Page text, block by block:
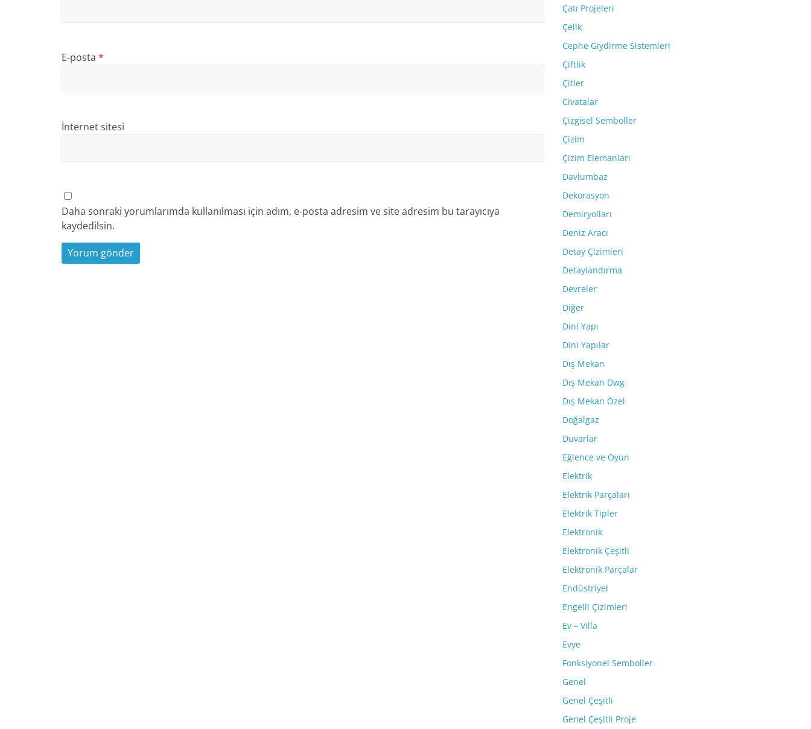
E-posta *
İnternet sitesi
Daha sonraki yorumlarımda kullanılması için adım, e-posta adresim ve site adresim bu tarayıcıya
kaydedilsin.
Çatı Projeleri
Çelik
Cephe Giydirme Sistemleri
Çiftlik
Çitler
Civatalar
Çizgisel Semboller
Çizim
Çizim Elemanları
Davlumbaz
Dekorasyon
Demiryolları
Deniz Aracı
Detay Çizimleri
Detaylandırma
Devreler
Diğer
Dini Yapı
Dini Yapılar
Dış Mekan
Dış Mekan Dwg
Dış Mekan Özel
Doğalgaz
Duvarlar
Eğlence ve Oyun
Elektrik
Elektrik Parçaları
Elektrik Tipler
Elektronik
Elektronik Çeşitli
Elektronik Parçalar
Endüstriyel
Engelli Çizimleri
Ev – Villa
Evye
Fonksiyonel Semboller
Genel
Genel Çeşitli
Genel Çeşitli Proje